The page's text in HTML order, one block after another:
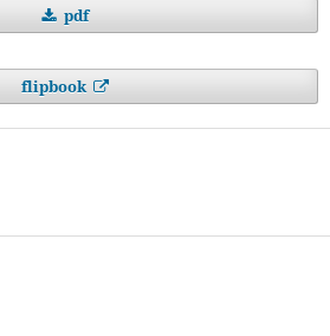
pdf
flipbook